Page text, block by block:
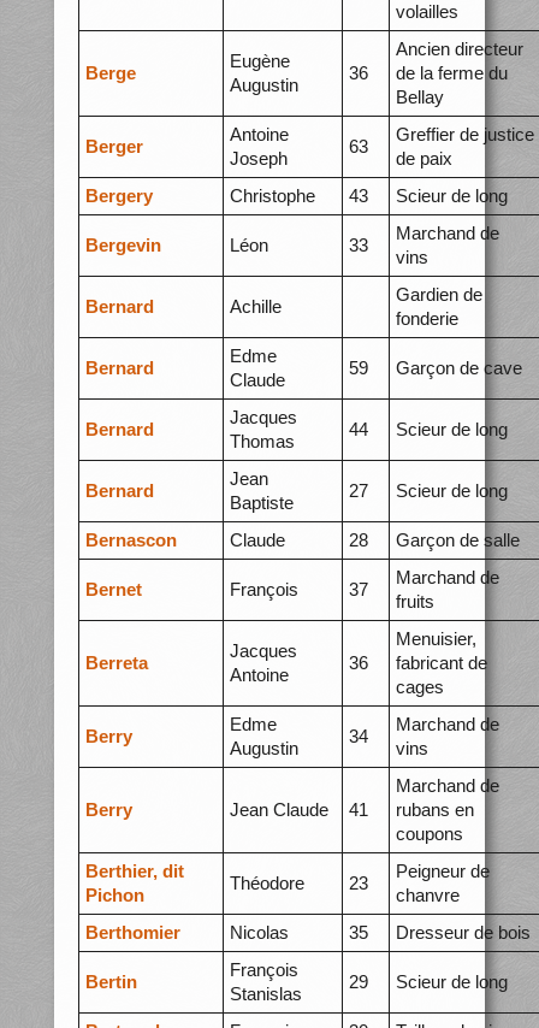
volailles
Berge
Eugène
Augustin
36
Ancien directeur
de la ferme du
Bellay
Berger
Antoine
Joseph
63
Greffier de justice
de paix
Bergery
Christophe 43 Scieur de long
Bergevin Léon 33
Marchand de
vins
Bernard Achille
Gardien de
fonderie
Bernard
Edme
Claude
59 Garçon de cave
Bernard
Jacques
Thomas
44 Scieur de long
Bernard
Jean
Baptiste
27 Scieur de long
Bernascon Claude 28 Garçon de salle
Bernet François 37
Marchand de
fruits
Berreta
Jacques
Antoine
36
Menuisier,
fabricant de
cages
Berry
Edme
Augustin
34
Marchand de
vins
Berry Jean Claude 41
Marchand de
rubans en
coupons
Berthier, dit
Pichon
Théodore 23
Peigneur de
chanvre
Berthomier
Nicolas 35 Dresseur de bois
Bertin
François
Stanislas
29 Scieur de long